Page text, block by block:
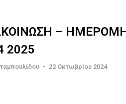
–
2025
- 22 Οκτωβρίου 2024